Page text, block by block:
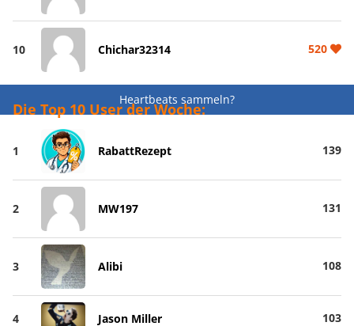
10 Chichar32314 520
Heartbeats sammeln?
Die Top 10 User der Woche:
1 RabattRezept 139
2 MW197 131
3 Alibi 108
4 Jason Miller 103